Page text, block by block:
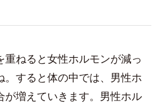
重ねると女性ホルモンが減っ
。すると体の中では、男性ホ
が増えていきます。男性ホル